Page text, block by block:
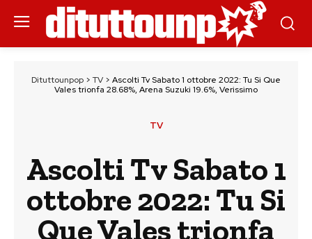
Dituttounpop > TV > Ascolti Tv Sabato 1 ottobre 2022: Tu Si Que
Vales trionfa 28.68%, Arena Suzuki 19.6%, Verissimo
TV
Ascolti Tv Sabato 1
ottobre 2022: Tu Si
Que Vales trionfa